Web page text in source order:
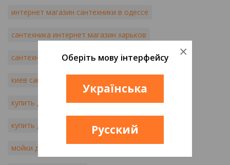
интернет магазин сантехники в одессе
сантехника интернет магазин харьков
сантехника интернет магазин киев
киев сантехника купить
купить душевую кабину в интернет магазине
купить душевую кабину цены
мойки для кухни интернет магазин
×
Оберіть мову інтерфейсу
Українська
Русский